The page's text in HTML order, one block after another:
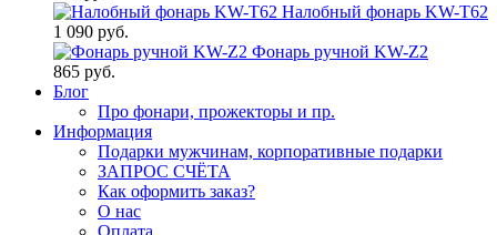
Налобный фонарь KW-T62
1 090 руб.
Фонарь ручной KW-Z2
865 руб.
Блог
Про фонари, прожекторы и пр.
Информация
Подарки мужчинам, корпоративные подарки
ЗАПРОС СЧЁТА
Как оформить заказ?
О нас
Оплата